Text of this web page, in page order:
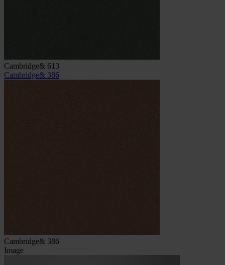
Cambridge& 613
Cambridge& 386
Cambridge& 386
Image